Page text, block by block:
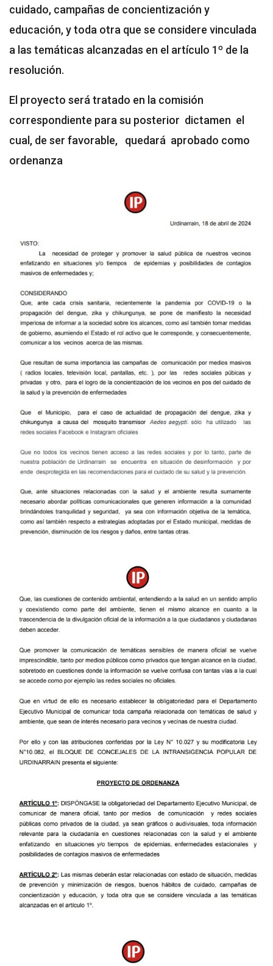
cuidado, campañas de concientización y
educación, y toda otra que se considere vinculada
a las temáticas alcanzadas en el artículo 1º de la
resolución.
El proyecto será tratado en la comisión
correspondiente para su posterior dictamen el
cual, de ser favorable, quedará aprobado como
ordenanza